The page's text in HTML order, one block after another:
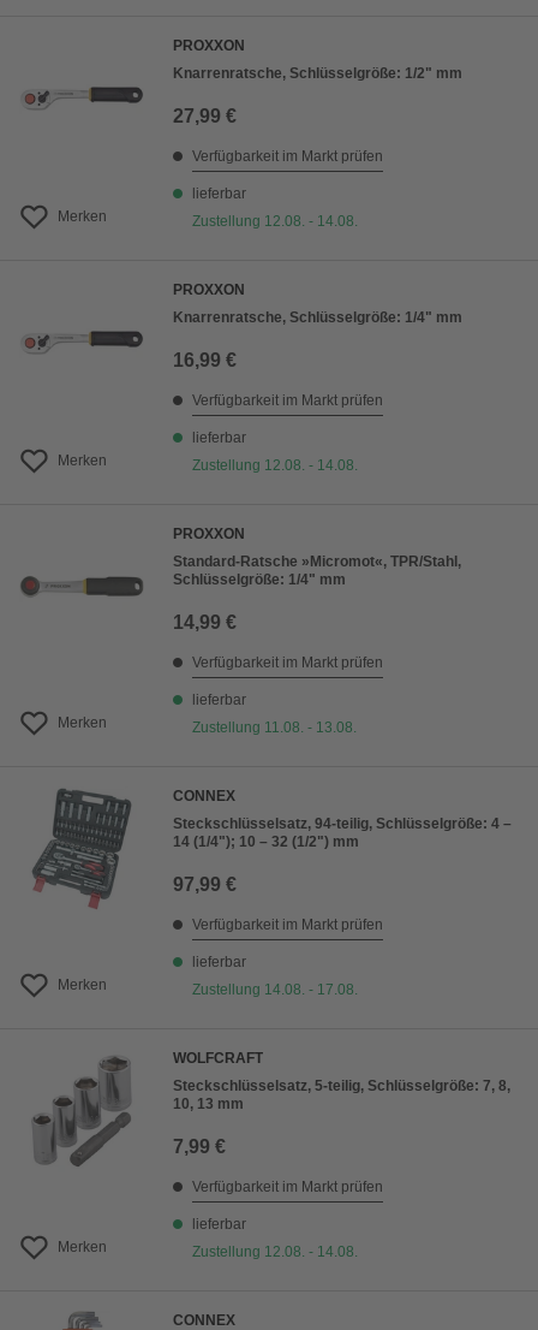
Merken
PROXXON
Knarrenratsche, Schlüsselgröße: 1/2" mm
27,99 €
Verfügbarkeit im Markt prüfen
lieferbar
Zustellung 12.08. - 14.08.
Merken
PROXXON
Knarrenratsche, Schlüsselgröße: 1/4" mm
16,99 €
Verfügbarkeit im Markt prüfen
lieferbar
Zustellung 12.08. - 14.08.
Merken
PROXXON
Standard-Ratsche »Micromot«, TPR/Stahl,
Schlüsselgröße: 1/4" mm
14,99 €
Verfügbarkeit im Markt prüfen
lieferbar
Zustellung 11.08. - 13.08.
Merken
CONNEX
Steckschlüsselsatz, 94-teilig, Schlüsselgröße: 4 –
14 (1/4"); 10 – 32 (1/2") mm
97,99 €
Verfügbarkeit im Markt prüfen
lieferbar
Zustellung 14.08. - 17.08.
Merken
WOLFCRAFT
Steckschlüsselsatz, 5-teilig, Schlüsselgröße: 7, 8,
10, 13 mm
7,99 €
Verfügbarkeit im Markt prüfen
lieferbar
Zustellung 12.08. - 14.08.
CONNEX